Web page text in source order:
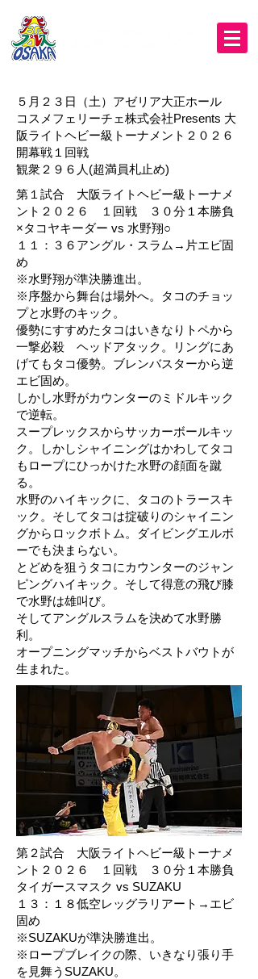
５月２３日（土）アゼリア大正ホール
コスメフェリーチェ株式会社Presents 大
阪ライトヘビー級トーナメント２０２６
開幕戦１回戦
観衆２９６人(超満員札止め)
第１試合 大阪ライトヘビー級トーナメ
ント２０２６ １回戦 ３０分１本勝負
×タコヤキーダー vs 水野翔○
１１：３６アングル・スラム→片エビ固
め
※水野翔が準決勝進出。
※序盤から舞台は場外へ。タコのチョッ
プと水野のキック。
優勢にすすめたタコはいきなりトペから
一撃必殺 ヘッドアタック。リングにあ
げてもタコ優勢。ブレンバスターから逆
エビ固め。
しかし水野がカウンターのミドルキック
で逆転。
スープレックスからサッカーボールキッ
ク。しかしシャイニングはかわしてタコ
もロープにひっかけた水野の顔面を蹴
る。
水野のハイキックに、タコのトラースキ
ック。そしてタコは掟破りのシャイニン
グからロックボトム。ダイビングエルボ
ーでも決まらない。
とどめを狙うタコにカウンターのジャン
ピングハイキック。そして得意の飛び膝
で水野は雄叫び。
そしてアングルスラムを決めて水野勝
利。
オープニングマッチからベストバウトが
生まれた。
第２試合 大阪ライトヘビー級トーナメ
ント２０２６ １回戦 ３０分１本勝負
タイガースマスク vs SUZAKU
１３：１８低空レッグラリアート→エビ
固め
※SUZAKUが準決勝進出。
※ロープブレイクの際、いきなり張り手
を見舞うSUZAKU。